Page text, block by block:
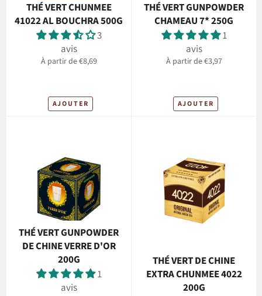
THÉ VERT CHUNMEE
41022 AL BOUCHRA 500G
3
avis
À partir de €8,69
AJOUTER
THÉ VERT GUNPOWDER
CHAMEAU 7* 250G
1
avis
À partir de €3,97
AJOUTER
THÉ VERT GUNPOWDER
DE CHINE VERRE D'OR
200G
1
avis
THÉ VERT DE CHINE
EXTRA CHUNMEE 4022
200G